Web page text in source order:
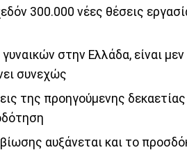
300.000 νέες θέσεις
στην Ελλάδα, είναι
συνεχώς
της προηγούμενης δεκαετίας
αυξάνεται και το